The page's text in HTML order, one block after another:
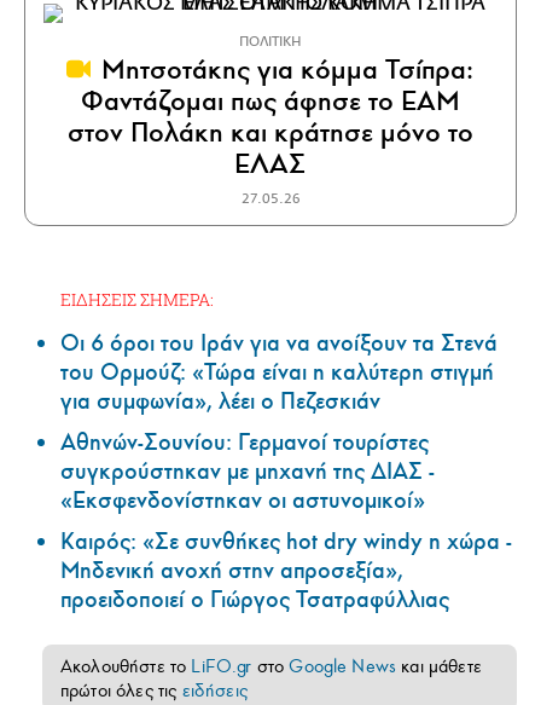
ΠΟΛΙΤΙΚΗ
Μητσοτάκης για κόμμα Τσίπρα:
Φαντάζομαι πως άφησε το ΕΑΜ
στον Πολάκη και κράτησε μόνο το
ΕΛΑΣ
27.05.26
ΕΙΔΗΣΕΙΣ ΣΗΜΕΡΑ:
Οι 6 όροι του Ιράν για να ανοίξουν τα Στενά
του Ορμούζ: «Τώρα είναι η καλύτερη στιγμή
για συμφωνία», λέει ο Πεζεσκιάν
Αθηνών-Σουνίου: Γερμανοί τουρίστες
συγκρούστηκαν με μηχανή της ΔΙΑΣ -
«Εκσφενδονίστηκαν οι αστυνομικοί»
Καιρός: «Σε συνθήκες hot dry windy η χώρα -
Μηδενική ανοχή στην απροσεξία»,
προειδοποιεί ο Γιώργος Τσατραφύλλιας
Ακολουθήστε το LiFO.gr στοGoogle News και μάθετε
πρώτοι όλες τις ειδήσεις